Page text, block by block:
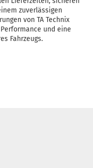
zuverlässigen
von TA Technix
und eine
Fahrzeugs.